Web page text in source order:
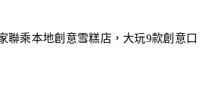
聯乘本地創意雪糕店，大玩9款創意口